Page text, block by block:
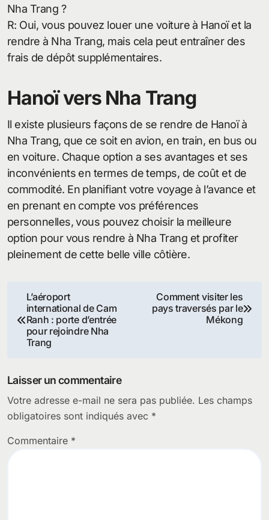
Nha Trang ?
R: Oui, vous pouvez louer une voiture à Hanoï et la
rendre à Nha Trang, mais cela peut entraîner des
frais de dépôt supplémentaires.
Hanoï vers Nha Trang
Il existe plusieurs façons de se rendre de Hanoï à
Nha Trang, que ce soit en avion, en train, en bus ou
en voiture. Chaque option a ses avantages et ses
inconvénients en termes de temps, de coût et de
commodité. En planifiant votre voyage à l’avance et
en prenant en compte vos préférences
personnelles, vous pouvez choisir la meilleure
option pour vous rendre à Nha Trang et profiter
pleinement de cette belle ville côtière.
Navigation
de
l’article
L’aéroport
international de Cam
Ranh : porte d’entrée
pour rejoindre Nha
Trang
Comment visiter les
pays traversés par le
Mékong
Laisser un commentaire
Votre adresse e-mail ne sera pas publiée. Les champs
obligatoires sont indiqués avec *
Commentaire *